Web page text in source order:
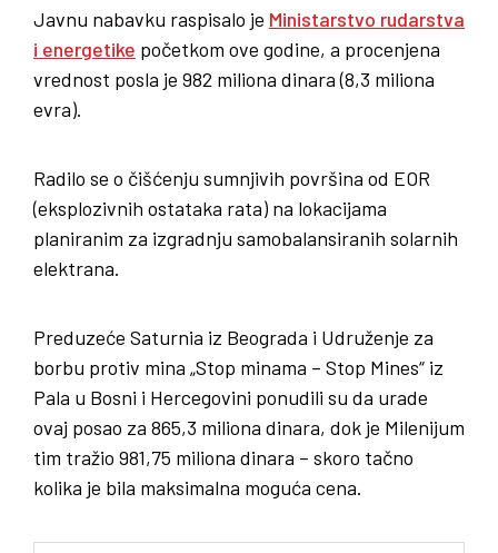
Javnu nabavku raspisalo je Ministarstvo rudarstva
i energetike početkom ove godine, a procenjena
vrednost posla je 982 miliona dinara (8,3 miliona
evra).
Radilo se o čišćenju sumnjivih površina od EOR
(eksplozivnih ostataka rata) na lokacijama
planiranim za izgradnju samobalansiranih solarnih
elektrana.
Preduzeće Saturnia iz Beograda i Udruženje za
borbu protiv mina „Stop minama – Stop Mines“ iz
Pala u Bosni i Hercegovini ponudili su da urade
ovaj posao za 865,3 miliona dinara, dok je Milenijum
tim tražio 981,75 miliona dinara – skoro tačno
kolika je bila maksimalna moguća cena.